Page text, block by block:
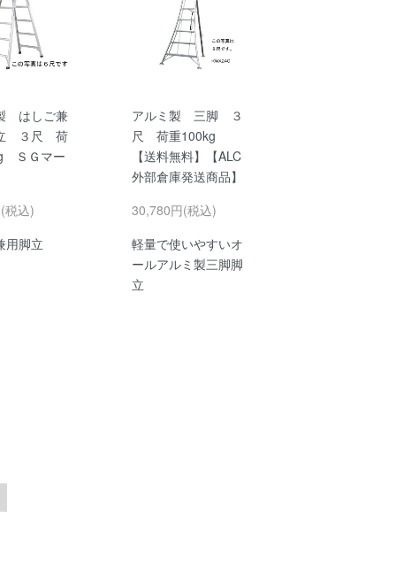
はしご兼
３尺 荷
ＳＧマー
税込)
用脚立
アルミ製 三脚 ３
尺 荷重100kg
【送料無料】【ALC
外部倉庫発送商品】
30,780円(税込)
軽量で使いやすいオ
ールアルミ製三脚脚
立